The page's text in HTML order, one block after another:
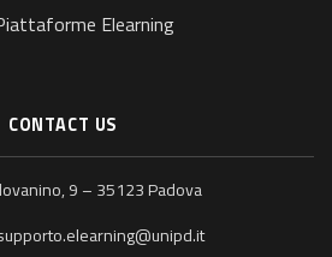
Elearning
CONTACT US
9 – 35123 Padova